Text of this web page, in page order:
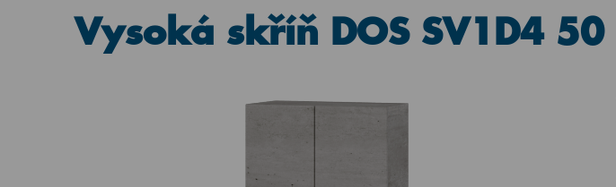
Vysoká skříň DOS SV1D4 50